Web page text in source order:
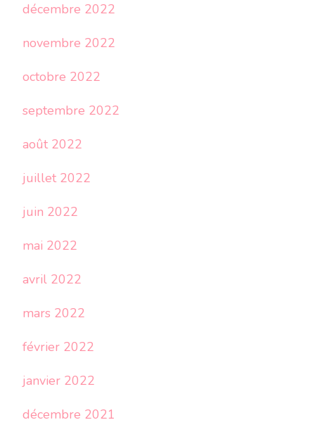
décembre 2022
novembre 2022
octobre 2022
septembre 2022
août 2022
juillet 2022
juin 2022
mai 2022
avril 2022
mars 2022
février 2022
janvier 2022
décembre 2021